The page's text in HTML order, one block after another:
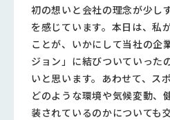
初の想いと会社の理念が少し
を感じています。本日は、私
ことが、いかにして当社の企
ジョン」に結びついていった
いと思います。あわせて、ス
どのような環境や気候変動、
装されているのかについても